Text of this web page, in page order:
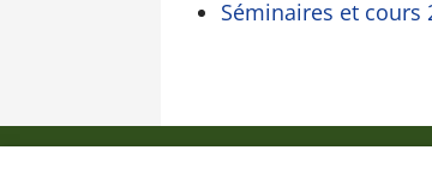
Séminaires et cours